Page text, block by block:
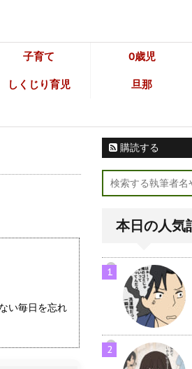
子育て 0歳児
しくじり育児 旦那
い毎日を忘れ
購読する
本日の人気